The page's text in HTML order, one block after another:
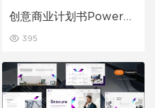
创意商业计划书PowerP
395